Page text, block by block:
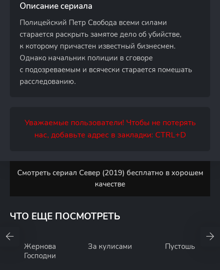
Описание сериала
Полицейский Петр Свобода всеми силами
старается раскрыть замятое дело об убийстве,
к которому причастен известный бизнесмен.
Однако начальник полиции в сговоре
с подозреваемым и всячески старается помешать
расследованию.
Уважаемые пользователи! Чтобы не потерять
нас, добавьте адрес в закладки: CTRL+D
Смотреть сериал Север (2019) бесплатно в хорошем
качестве
ЧТО ЕЩЕ ПОСМОТРЕТЬ
Жернова
Господни
За кулисами Пустошь